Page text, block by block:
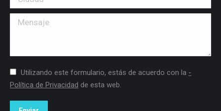
Mensaje
Utilizando este formulario, estás de acuerdo con la -
Política de Privacidad de esta web.